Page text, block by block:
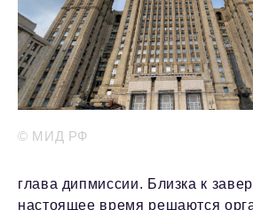
© МИД РФ
глава дипмиссии. Близка к
настоящее время решаются